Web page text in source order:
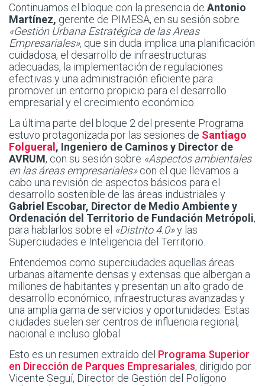
Continuamos el bloque con la presencia de Antonio
Martínez, gerente de PIMESA, en su sesión sobre
«Gestión Urbana Estratégica de las Areas
Empresariales», que sin duda implica una planificación
cuidadosa, el desarrollo de infraestructuras
adecuadas, la implementación de regulaciones
efectivas y una administración eficiente para
promover un entorno propicio para el desarrollo
empresarial y el crecimiento económico.
La última parte del bloque 2 del presente Programa
estuvo protagonizada por las sesiones de Santiago
Folgueral , Ingeniero de Caminos y Director de
AVRUM, con su sesión sobre «Aspectos ambientales
en las áreas empresariales»con el que llevamos a
cabo una revisión de aspectos básicos para el
desarrollo sostenible de las áreas industriales y
Gabriel Escobar, Director de Medio Ambiente y
Ordenación del Territorio de Fundación Metrópoli,
para hablarlos sobre el «Distrito 4.0»y las
Superciudades e Inteligencia del Territorio.
Entendemos como superciudades aquellas áreas
urbanas altamente densas y extensas que albergan a
millones de habitantes y presentan un alto grado de
desarrollo económico, infraestructuras avanzadas y
una amplia gama de servicios y oportunidades. Estas
ciudades suelen ser centros de influencia regional,
nacional e incluso global.
Esto es un resumen extraído del Programa Superior
en Dirección de Parques Empresariales, dirigido por
Vicente Seguí, Director de Gestión del Polígono